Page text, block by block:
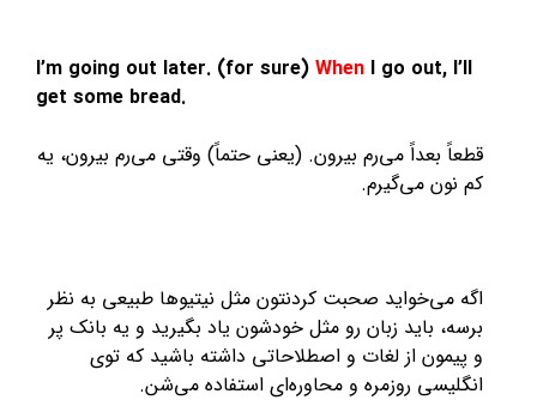
I’m going out later. (for sure) When I go out, I’ll
get some bread.
قطعاً بعداً می‌رم بیرون. (یعنی حتماً) وقتی می‌رم بیرون، یه
کم نون می‌گیرم.
اگه می‌خواید صحبت کردنتون مثل نیتیوها طبیعی به نظر
برسه، باید زبان رو مثل خودشون یاد بگیرید و یه بانک پر
و پیمون از لغات و اصطلاحاتی داشته باشید که توی
انگلیسی روزمره و محاوره‌ای استفاده می‌شن.